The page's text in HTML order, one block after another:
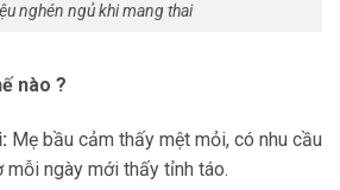
nghén ngủ khi mang thai
nào ?
Mẹ bầu cảm thấy mệt mỏi, có nhu cầu
ngày mới thấy tỉnh táo.